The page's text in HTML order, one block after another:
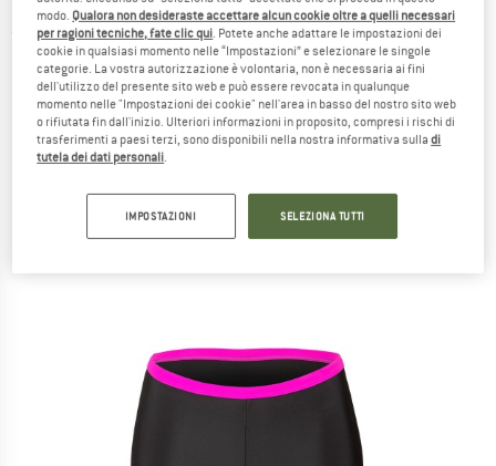
(0)
modo. Qualora non desideraste accettare alcun cookie oltre a quelli necessari
per ragioni tecniche, fate clic qui . Potete anche adattare le impostazioni dei
cookie in qualsiasi momento nelle “Impostazioni” e selezionare le singole
categorie. La vostra autorizzazione è volontaria, non è necessaria ai fini
dell'utilizzo del presente sito web e può essere revocata in qualunque
momento nelle "Impostazioni dei cookie" nell'area in basso del nostro sito web
o rifiutata fin dall'inizio. Ulteriori informazioni in proposito, compresi i rischi di
trasferimenti a paesi terzi, sono disponibili nella nostra informativa sulladi
tutela dei dati personali
IMPOSTAZIONI SELEZIONA TUTTI